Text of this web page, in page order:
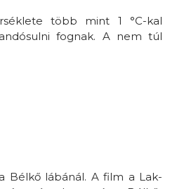
több mint 1 °C-kal
fognak. A nem túl
Bélkő lábánál. A film a Lak-